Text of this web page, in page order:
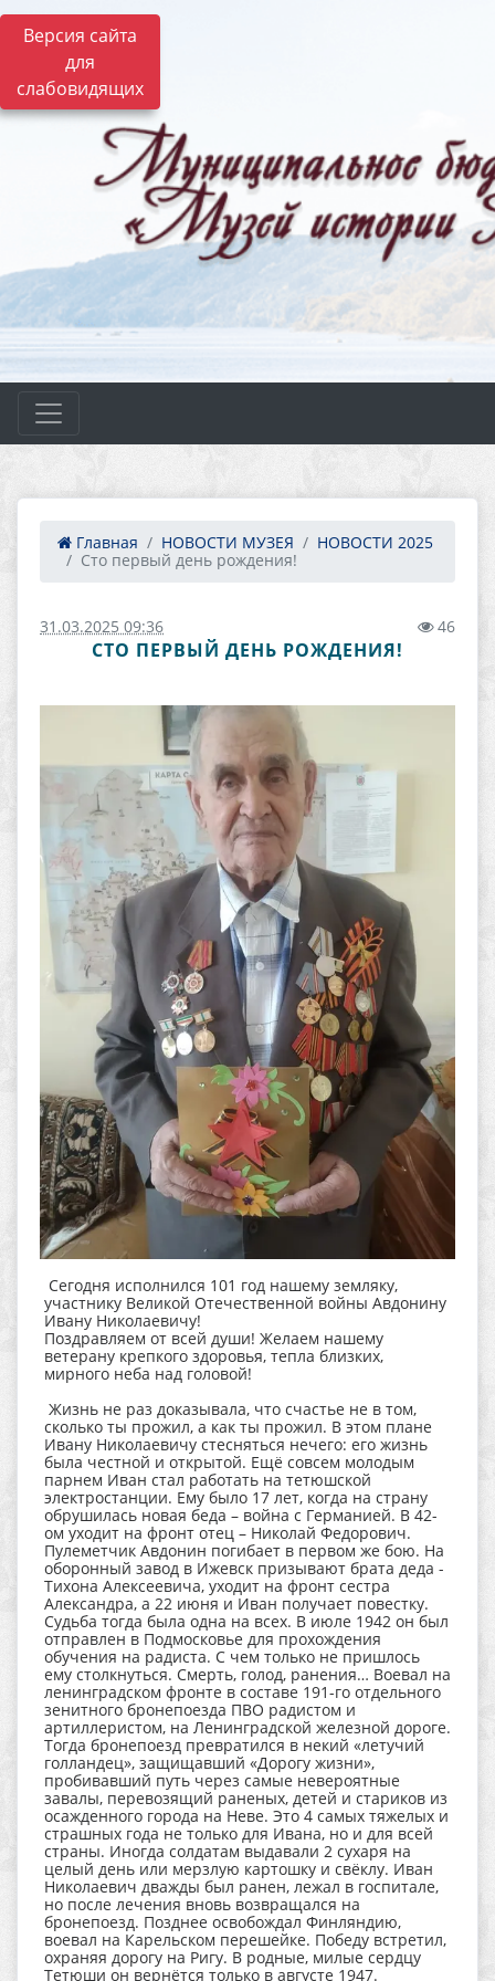
Версия сайта
для
слабовидящих
Главная НОВОСТИ МУЗЕЯ
НОВОСТИ 2025
Сто первый день рождения!
31.03.2025 09:36 46
СТО ПЕРВЫЙ ДЕНЬ РОЖДЕНИЯ!
Сегодня исполнился 101 год нашему земляку,
участнику Великой Отечественной войны Авдонину
Ивану Николаевичу!
Поздравляем от всей души! Желаем нашему
ветерану крепкого здоровья, тепла близких,
мирного неба над головой!
Жизнь не раз доказывала, что счастье не в том,
сколько ты прожил, а как ты прожил. В этом плане
Ивану Николаевичу стесняться нечего: его жизнь
была честной и открытой. Ещё совсем молодым
парнем Иван стал работать на тетюшской
электростанции. Ему было 17 лет, когда на страну
обрушилась новая беда – война с Германией. В 42-
ом уходит на фронт отец – Николай Федорович.
Пулеметчик Авдонин погибает в первом же бою. На
оборонный завод в Ижевск призывают брата деда -
Тихона Алексеевича, уходит на фронт сестра
Александра, а 22 июня и Иван получает повестку.
Судьба тогда была одна на всех. В июле 1942 он был
отправлен в Подмосковье для прохождения
обучения на радиста. С чем только не пришлось
ему столкнуться. Смерть, голод, ранения… Воевал на
ленинградском фронте в составе 191-го отдельного
зенитного бронепоезда ПВО радистом и
артиллеристом, на Ленинградской железной дороге.
Тогда бронепоезд превратился в некий «летучий
голландец», защищавший «Дорогу жизни»,
пробивавший путь через самые невероятные
завалы, перевозящий раненых, детей и стариков из
осажденного города на Неве. Это 4 самых тяжелых и
страшных года не только для Ивана, но и для всей
страны. Иногда солдатам выдавали 2 сухаря на
целый день или мерзлую картошку и свёклу. Иван
Николаевич дважды был ранен, лежал в госпитале,
но после лечения вновь возвращался на
бронепоезд. Позднее освобождал Финляндию,
воевал на Карельском перешейке. Победу встретил,
охраняя дорогу на Ригу. В родные, милые сердцу
Тетюши он вернётся только в августе 1947.